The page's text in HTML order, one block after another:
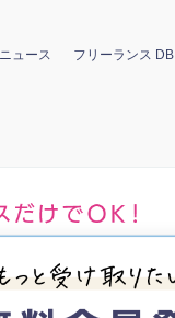
ニュース フリーランス DB